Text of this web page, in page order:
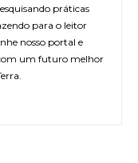
práticas
para o leitor
nosso portal e
um futuro melhor